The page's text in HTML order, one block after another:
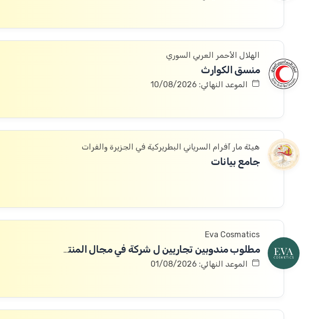
الهلال الأحمر العربي السوري
منسق الكوارث
الموعد النهائي: 10/08/2026
هيئة مار آفرام السرياني البطريركية في الجزيرة والفرات
جامع بيانات
Eva Cosmatics
مطلوب مندوبين تجاريين ل شركة في مجال المنتجات الطبية التجميلية
الموعد النهائي: 01/08/2026